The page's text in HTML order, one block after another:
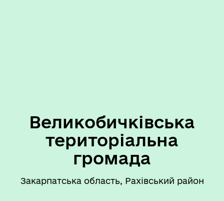
Великобичківська
територіальна
громада
Закарпатська область, Рахівський район